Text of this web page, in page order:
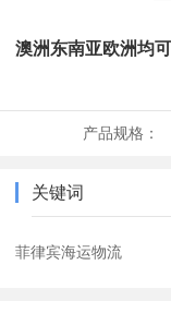
澳洲东南亚欧洲均
产品规格：
关键词
菲律宾海运物流